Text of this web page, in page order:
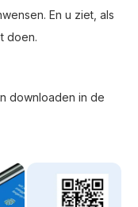
En u ziet, als
doen.
downloaden in de